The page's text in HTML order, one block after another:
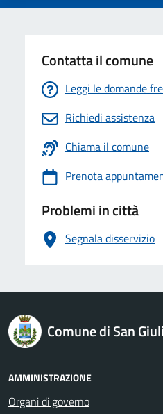
Contatta il comune
Leggi le domande
Richiedi assistenza
Chiama il comune
Prenota
Problemi in città
Segnala disservizio
logo Unione Europea
Comune di San
AMMINISTRAZIONE
Organi di governo